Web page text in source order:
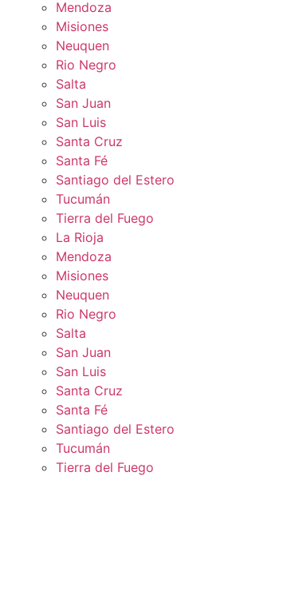
Mendoza
Misiones
Neuquen
Rio Negro
Salta
San Juan
San Luis
Santa Cruz
Santa Fé
Santiago del Estero
Tucumán
Tierra del Fuego
La Rioja
Mendoza
Misiones
Neuquen
Rio Negro
Salta
San Juan
San Luis
Santa Cruz
Santa Fé
Santiago del Estero
Tucumán
Tierra del Fuego